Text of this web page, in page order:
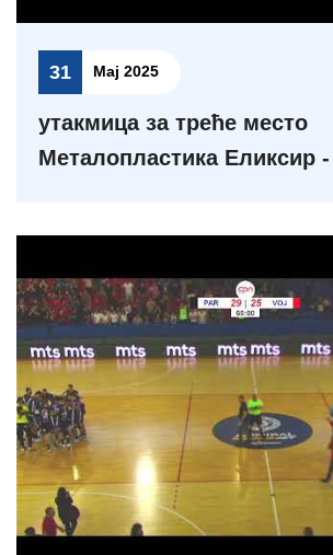
31 Мај 2025
утакмица за треће место
Металопластика Еликсир